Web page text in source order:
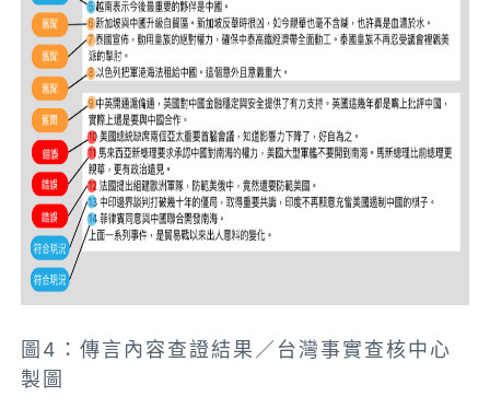
圖4：傳言內容查證結果／台灣事實查核中心
製圖